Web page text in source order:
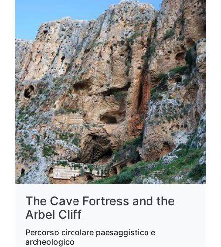
The Cave Fortress and the
Arbel Cliff
Percorso circolare paesaggistico e
archeologico